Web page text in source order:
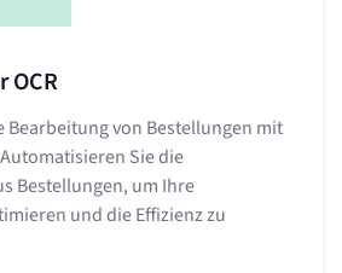
OCR
Bearbeitung von Bestellungen mit
Sie die
Bestellungen, um Ihre
und die Effizienz zu